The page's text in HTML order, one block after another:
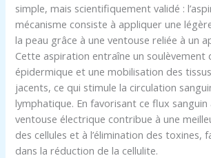
simple, mais scientifiquement validé :
mécanisme consiste à appliquer une
la peau grâce à une ventouse reliée à un
Cette aspiration entraîne un soulèvement
épidermique et une mobilisation des
jacents, ce qui stimule la circulation
lymphatique. En favorisant ce flux sanguin
ventouse électrique contribue à une
des cellules et à l’élimination des toxines,
dans la réduction de la cellulite.